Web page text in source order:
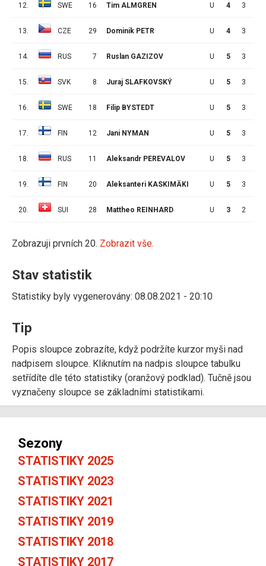
12. SWE 16 Tim ALMGREN U 4 3
13. CZE 29 Dominik PETR U 4 3
14. RUS 7 Ruslan GAZIZOV U 5 3
15. SVK 8 Juraj SLAFKOVSKÝ U 5 3
16. SWE 18 Filip BYSTEDT U 5 3
17. FIN 12 Jani NYMAN U 5 3
18. RUS 11 Aleksandr PEREVALOV U 5 3
19. FIN 20 Aleksanteri KASKIMÄKI U 5 3
20. SUI 28 Mattheo REINHARD U 3 2
Zobrazuji prvních 20. Zobrazit vše.
Stav statistik
Statistiky byly vygenerovány: 08.08.2021 - 20:10
Tip
Popis sloupce zobrazíte, když podržíte kurzor myši nad
nadpisem sloupce. Kliknutím na nadpis sloupce tabulku
setřídíte dle této statistiky (oranžový podklad). Tučně jsou
vyznačeny sloupce se základními statistikami.
Sezony
STATISTIKY 2025
STATISTIKY 2023
STATISTIKY 2021
STATISTIKY 2019
STATISTIKY 2018
STATISTIKY 2017